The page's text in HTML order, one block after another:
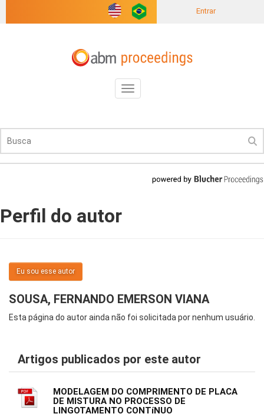
Entrar
Toggle
navigation
Perfil do autor
Eu sou esse autor
SOUSA, FERNANDO EMERSON VIANA
Esta página do autor ainda não foi solicitada por nenhum usuário.
Artigos publicados por este autor
MODELAGEM DO COMPRIMENTO DE PLACA
DE MISTURA NO PROCESSO DE
LINGOTAMENTO CONTíNUO